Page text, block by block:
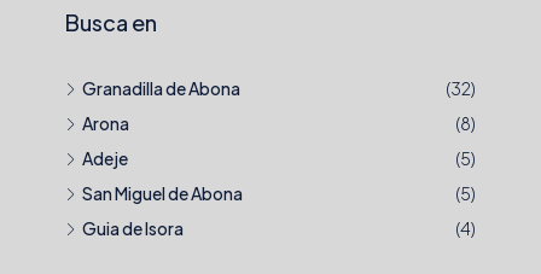
Busca en
Granadilla de Abona
(32)
Arona
(8)
Adeje
(5)
San Miguel de Abona
(5)
Guia de Isora
(4)